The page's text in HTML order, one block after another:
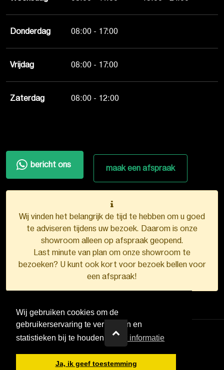
Wij gebruiken cookies om de
gebruikerservaring te verbeteren en
statistieken bij te houden.
Meer informatie
Ja, ik geef toestemming
Donderdag 08:00 - 17:00
Vrijdag 08:00 - 17:00
Zaterdag 08:00 - 12:00
bericht ons maak een afspraak
Wij vinden het belangrijk de tijd te hebben om u goed
te adviseren tijdens uw bezoek. Daarom is onze
showroom alleen op afspraak geopend.
Last minute van plan om onze showroom te
bezoeken? U kunt ook kort voor bezoek bellen voor
een afspraak!
Ontwerp en realisatie door